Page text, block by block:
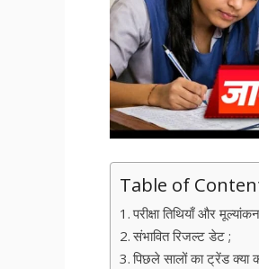
Table of
परीक्षा तिथियाँ और
संभावित रिजल्ट डेट ;
पिछले सालों का ट्रेंड क्या